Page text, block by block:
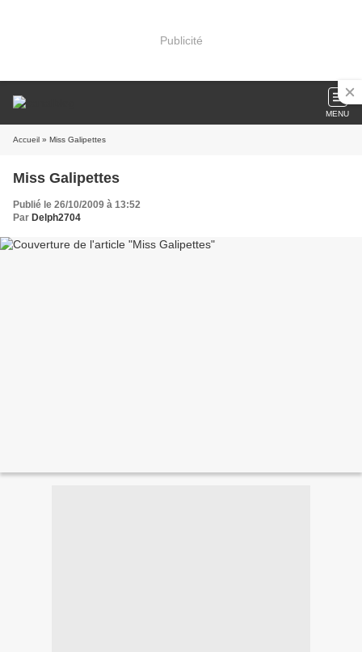
Publicité
MENU
Accueil » Miss Galipettes
Miss Galipettes
Publié le 26/10/2009 à 13:52
Par Delph2704